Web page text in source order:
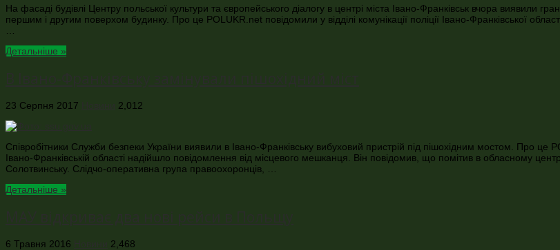
На фасаді будівлі Центру польської культури та європейського діалогу в центрі міста Івано-Франківськ вчора виявили
першим і другим поверхом будинку. Про це POLUKR.net повідомили у відділі комунікації поліції Івано-Франківської
…
Детальніше »
23 Серпня 2017 2,012
Співробітники Служби безпеки України виявили в Івано-Франківську вибуховий пристрій під пішохідним мостом. Про
Івано-Франківській області надійшло повідомлення від місцевого мешканця. Він повідомив, що помітив в обласному
Солотвинську. Слідчо-оперативна група правоохоронців, …
Детальніше »
6 Травня 2016 2,468